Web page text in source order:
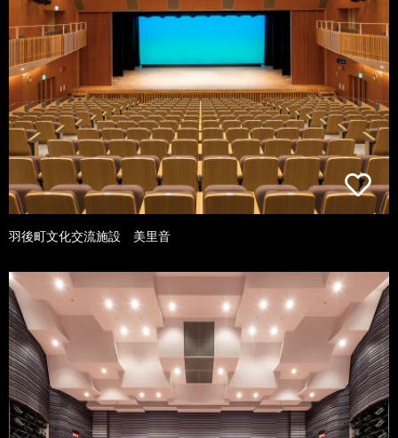
羽後町文化交流施設 美里音